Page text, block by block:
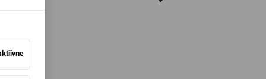
Suletud pakendis toodete puhul